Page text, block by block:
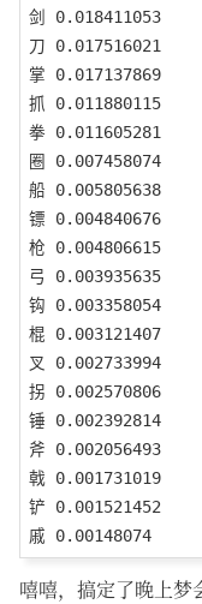
剑 0.018411053
刀 0.017516021
掌 0.017137869
抓 0.011880115
拳 0.011605281
圈 0.007458074
船 0.005805638
镖 0.004840676
枪 0.004806615
弓 0.003935635
钩 0.003358054
棍 0.003121407
叉 0.002733994
拐 0.002570806
锤 0.002392814
斧 0.002056493
戟 0.001731019
铲 0.001521452
戚 0.00148074
嘻嘻，搞定了晚上梦